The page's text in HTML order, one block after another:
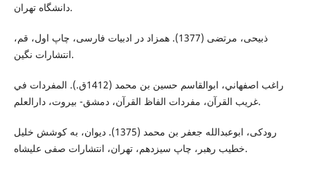
دانشگاه تهران.
ذبیحی، مرتضی (1377). همزاد در ادبیات فارسی، چاپ اول، قم،
انتشارات نگین.
راغب اصفهاني، ابوالقاسم حسين بن محمد (1412ق.). المفردات في
غريب القرآن، مفردات الفاظ القرآن، دمشق- بیروت، دارالعلم.
رودکی، ابوعبدالله جعفر بن محمد (1375). دیوان، به کوشش خلیل
خطیب رهبر، چاپ سیزدهم، تهران، انتشارات صفی علیشاه.